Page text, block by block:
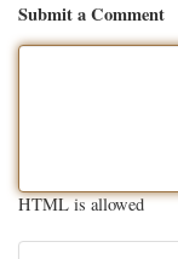
Submit a Comment
HTML is allowed